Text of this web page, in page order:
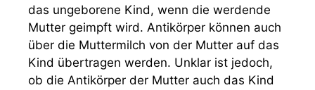
das ungeborene Kind, wenn die werdende
Mutter geimpft wird. Antikörper können auch
über die Muttermilch von der Mutter auf das
Kind übertragen werden. Unklar ist jedoch,
ob die Antikörper der Mutter auch das Kind